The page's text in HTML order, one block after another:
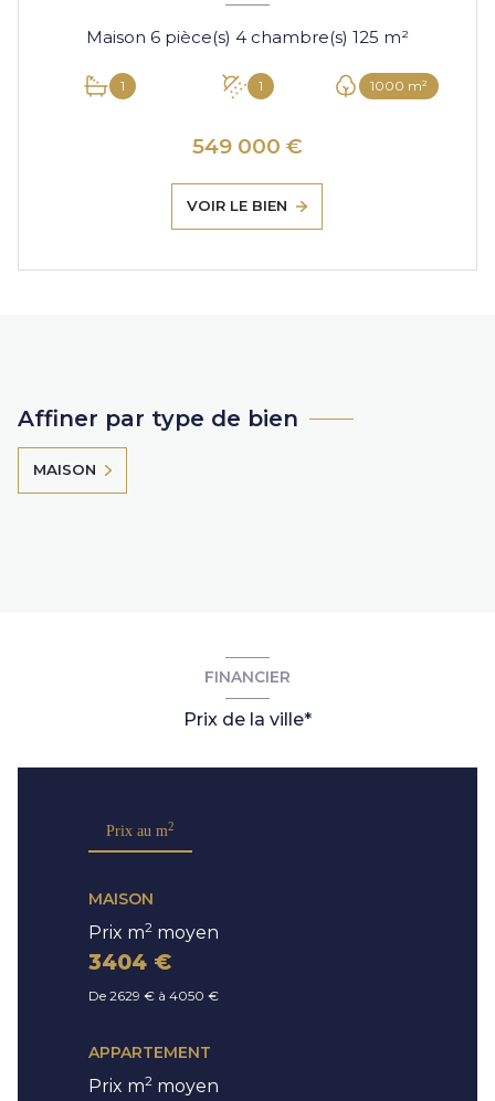
Maison 6 pièce(s) 4 chambre(s) 125 m²
1 1 1000 m²
549 000 €
VOIR LE BIEN
Affiner par type de bien
MAISON
FINANCIER
Prix de la ville*
Prix au m2
MAISON
Prix m2 moyen
3404 €
De 2629 € à 4050 €
APPARTEMENT
Prix m2 moyen